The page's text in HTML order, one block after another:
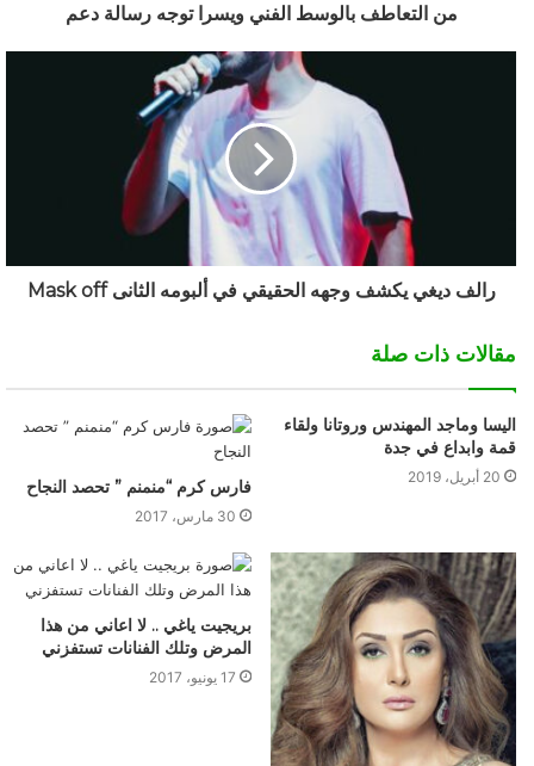
من التعاطف بالوسط الفني ويسرا توجه رسالة دعم
رالف ديغي يكشف وجهه الحقيقي في ألبومه الثانى Mask off
مقالات ذات صلة
اليسا وماجد المهندس وروتانا ولقاء
قمة وابداع في جدة
20 أبريل، 2019 فارس كرم “منمنم ” تحصد النجاح
30 مارس، 2017
بريجيت ياغي .. لا اعاني من هذا
المرض وتلك الفنانات تستفزني
17 يونيو، 2017